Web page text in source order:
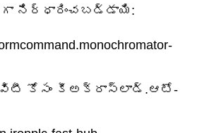
నిర్ధారించబడ్డాయి:
కోసం కీఅక్రాస్లాడ్.ఆటో-